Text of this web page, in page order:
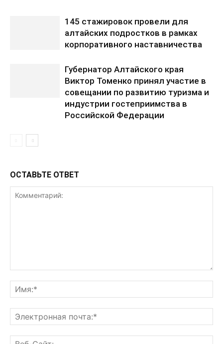
145 стажировок провели для
алтайских подростков в рамках
корпоративного наставничества
Губернатор Алтайского края
Виктор Томенко принял участие в
совещании по развитию туризма и
индустрии гостеприимства в
Российской Федерации
ОСТАВЬТЕ ОТВЕТ